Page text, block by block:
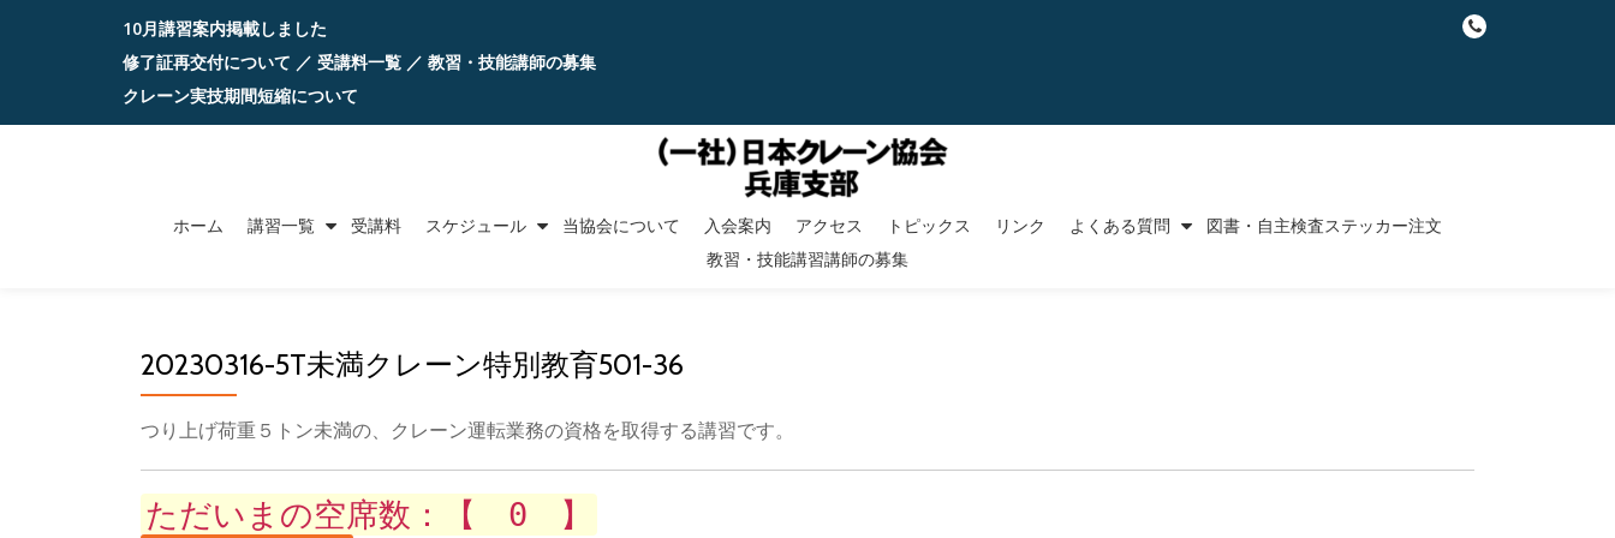
テ
10月講習案内掲載しました
修了証再交付について ／ 受講料一覧 ／ 教習・技能講師の募集
クレーン実技期間短縮について
fa-
ホーム 講習一覧 受講料 スケジュール 当協会について 入会案内 アクセス トピックス リンク よくある質問
図書・自主検査ステッカー注文
教習・技能講習講師の募集
20230316-5T未満クレーン特別教育501-36
つり上げ荷重５トン未満の、クレーン運転業務の資格を取得する講習です。
ただいまの空席数：【 0 】